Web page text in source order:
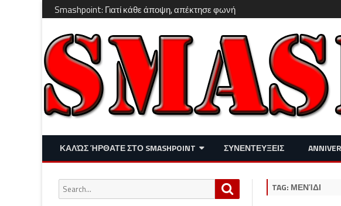
Smashpoint: Γιατί κάθε άποψη, απέκτησε φωνή
ΚΑΛΏΣ ΉΡΘΑΤΕ ΣΤΟ SMASHPOINT
ΔΙΑΣΚΈΔΑΣΗ – LIFESTYLE
ΣΥΝΕΝΤΕΥΞΕΙΣ
TAG: ΜΕΝΊΔΙ
Search
for: